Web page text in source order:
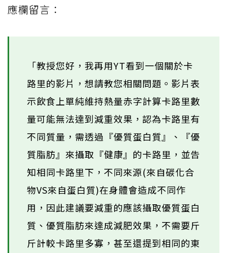
應欄留言：
「教授您好，我再用YT看到一個關於卡
路里的影片，想請教您相關問題。影片表
示飲食上單純維持熱量赤字計算卡路里數
量可能無法達到減重效果，認為卡路里有
不同質量，需透過『優質蛋白質』、『優
質脂肪』來攝取『健康』的卡路里，並告
知相同卡路里下，不同來源(來自碳化合
物VS來自蛋白質)在身體會造成不同作
用，因此建議要減重的應該攝取優質蛋白
質、優質脂肪來達成減肥效果，不需要斤
斤計較卡路里多寡，甚至還提到相同的東